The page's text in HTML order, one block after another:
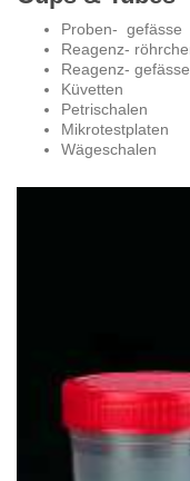
Proben- gefässe
Reagenz-
Reagenz- gefässe
Küvetten
Petrischalen
Mikrotestplaten
Wägeschalen